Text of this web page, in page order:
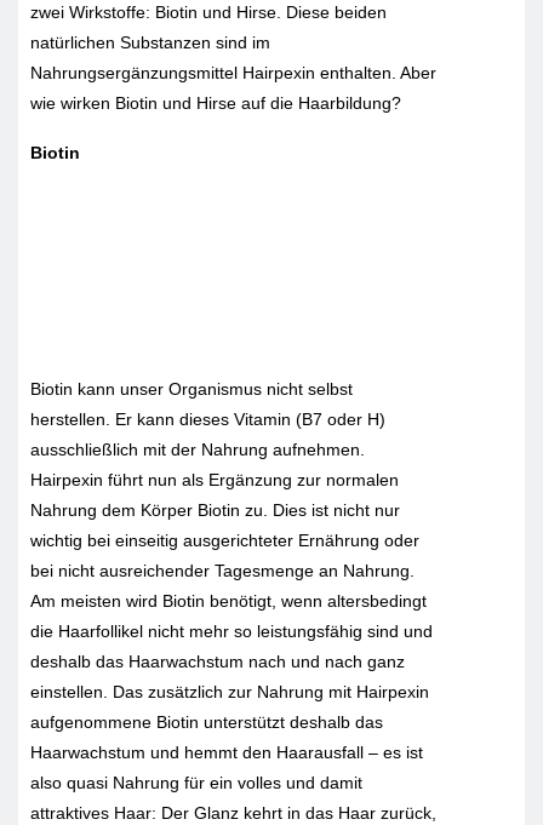
zwei Wirkstoffe: Biotin und Hirse. Diese beiden
natürlichen Substanzen sind im
Nahrungsergänzungsmittel Hairpexin enthalten. Aber
wie wirken Biotin und Hirse auf die Haarbildung?
Biotin
Biotin kann unser Organismus nicht selbst
herstellen. Er kann dieses Vitamin (B7 oder H)
ausschließlich mit der Nahrung aufnehmen.
Hairpexin führt nun als Ergänzung zur normalen
Nahrung dem Körper Biotin zu. Dies ist nicht nur
wichtig bei einseitig ausgerichteter Ernährung oder
bei nicht ausreichender Tagesmenge an Nahrung.
Am meisten wird Biotin benötigt, wenn altersbedingt
die Haarfollikel nicht mehr so leistungsfähig sind und
deshalb das Haarwachstum nach und nach ganz
einstellen. Das zusätzlich zur Nahrung mit Hairpexin
aufgenommene Biotin unterstützt deshalb das
Haarwachstum und hemmt den Haarausfall – es ist
also quasi Nahrung für ein volles und damit
attraktives Haar: Der Glanz kehrt in das Haar zurück,